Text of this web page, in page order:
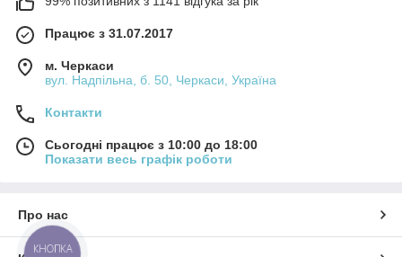
Працює з 31.07.2017
м. Черкаси
вул. Надпільна, б. 50, Черкаси, Україна
Контакти
Сьогодні працює з 10:00 до 18:00
Показати весь графік роботи
Про нас
КНОПКА